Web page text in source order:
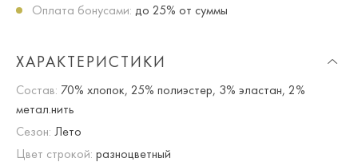
Оплата бонусами: до 25% от суммы
ХАРАКТЕРИСТИКИ
Состав: 70% хлопок, 25% полиэстер, 3% эластан, 2%
метал.нить
Сезон: Лето
Цвет строкой: разноцветный